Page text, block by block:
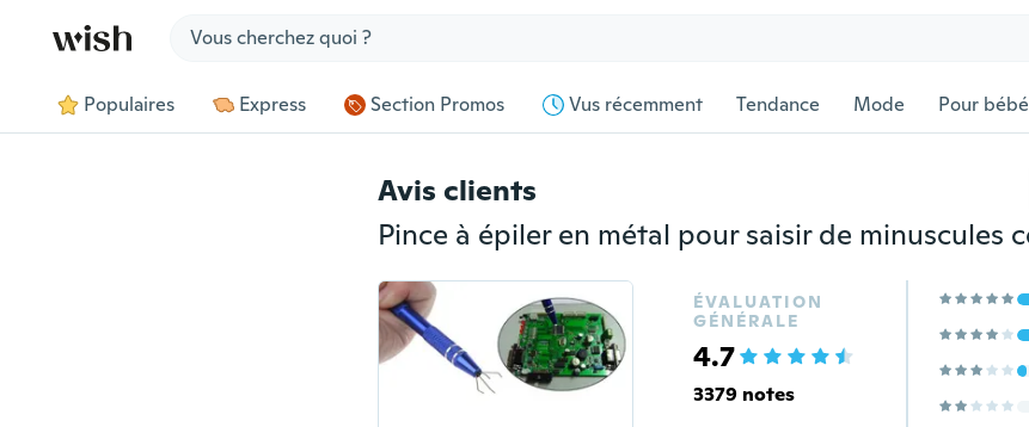
Populaires Express Section Promos Vus récemment Tendance Mode Pour bébé
Avis clients
ÉVALUATION
GÉNÉRALE
4.7
3379 notes